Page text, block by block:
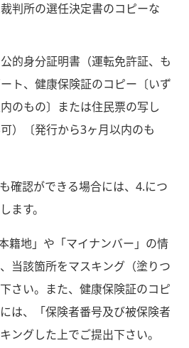
判所の選任決定書のコピーな
的身分証明書（運転免許証、も
ト、健康保険証のコピー〔いず
のもの〕または住民票の写し
可）〔発行から3ヶ月以内のも
確認ができる場合には、4.につ
ます。
籍地」や「マイナンバー」の情
当該箇所をマスキング（塗りつ
さい。また、健康保険証のコピ
は、「保険者番号及び被保険者
ングした上でご提出下さい。